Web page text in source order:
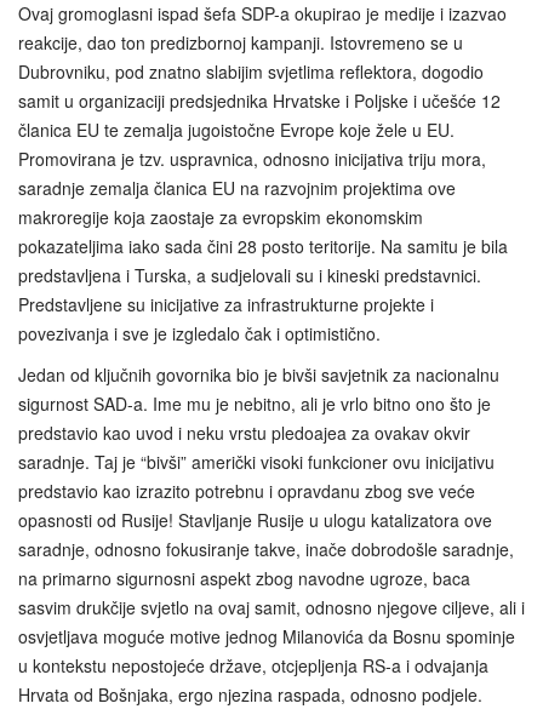
Ovaj gromoglasni ispad šefa SDP-a okupirao je medije i izazvao
reakcije, dao ton predizbornoj kampanji. Istovremeno se u
Dubrovniku, pod znatno slabijim svjetlima reflektora, dogodio
samit u organizaciji predsjednika Hrvatske i Poljske i učešće 12
članica EU te zemalja jugoistočne Evrope koje žele u EU.
Promovirana je tzv. uspravnica, odnosno inicijativa triju mora,
saradnje zemalja članica EU na razvojnim projektima ove
makroregije koja zaostaje za evropskim ekonomskim
pokazateljima iako sada čini 28 posto teritorije. Na samitu je bila
predstavljena i Turska, a sudjelovali su i kineski predstavnici.
Predstavljene su inicijative za infrastrukturne projekte i
povezivanja i sve je izgledalo čak i optimistično.
Jedan od ključnih govornika bio je bivši savjetnik za nacionalnu
sigurnost SAD-a. Ime mu je nebitno, ali je vrlo bitno ono što je
predstavio kao uvod i neku vrstu pledoajea za ovakav okvir
saradnje. Taj je “bivši” američki visoki funkcioner ovu inicijativu
predstavio kao izrazito potrebnu i opravdanu zbog sve veće
opasnosti od Rusije! Stavljanje Rusije u ulogu katalizatora ove
saradnje, odnosno fokusiranje takve, inače dobrodošle saradnje,
na primarno sigurnosni aspekt zbog navodne ugroze, baca
sasvim drukčije svjetlo na ovaj samit, odnosno njegove ciljeve, ali i
osvjetljava moguće motive jednog Milanovića da Bosnu spominje
u kontekstu nepostojeće države, otcjepljenja RS-a i odvajanja
Hrvata od Bošnjaka, ergo njezina raspada, odnosno podjele.